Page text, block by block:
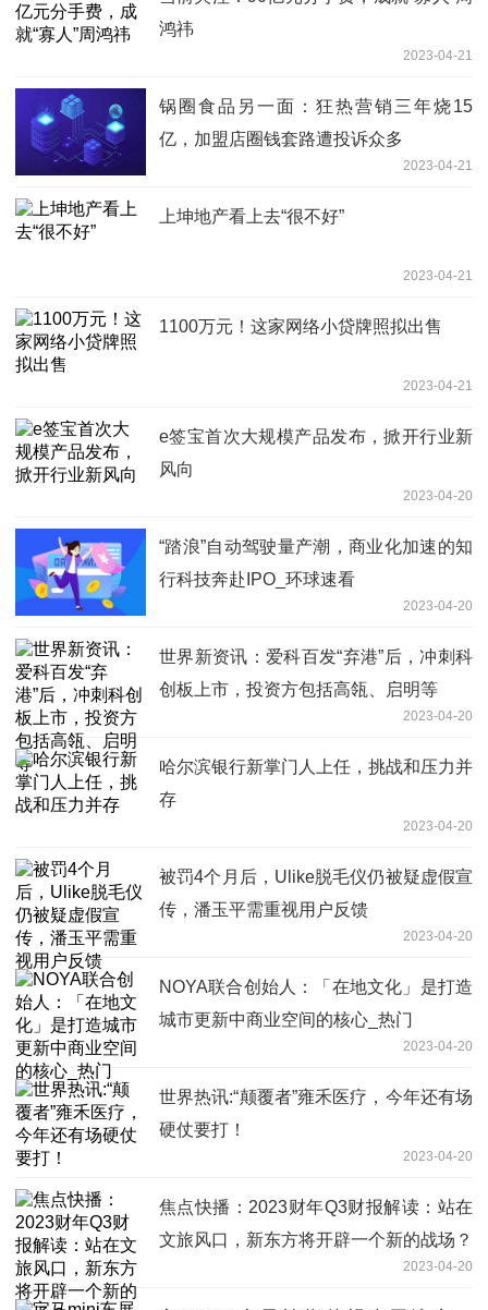
鸿祎
2023-04-21
锅圈食品另一面：狂热营销三年烧15
亿，加盟店圈钱套路遭投诉众多
2023-04-21
上坤地产看上去“很不好”
2023-04-21
1100万元！这家网络小贷牌照拟出售
2023-04-21
e签宝首次大规模产品发布，掀开行业新
风向
2023-04-20
“踏浪”自动驾驶量产潮，商业化加速的知
行科技奔赴IPO_环球速看
2023-04-20
世界新资讯：爱科百发“弃港”后，冲刺科
创板上市，投资方包括高瓴、启明等
2023-04-20
哈尔滨银行新掌门人上任，挑战和压力并
存
2023-04-20
被罚4个月后，Ulike脱毛仪仍被疑虚假宣
传，潘玉平需重视用户反馈
2023-04-20
NOYA联合创始人：「在地文化」是打造
城市更新中商业空间的核心_热门
2023-04-20
世界热讯:“颠覆者”雍禾医疗，今年还有场
硬仗要打！
2023-04-20
焦点快播：2023财年Q3财报解读：站在
文旅风口，新东方将开辟一个新的战场？
2023-04-20